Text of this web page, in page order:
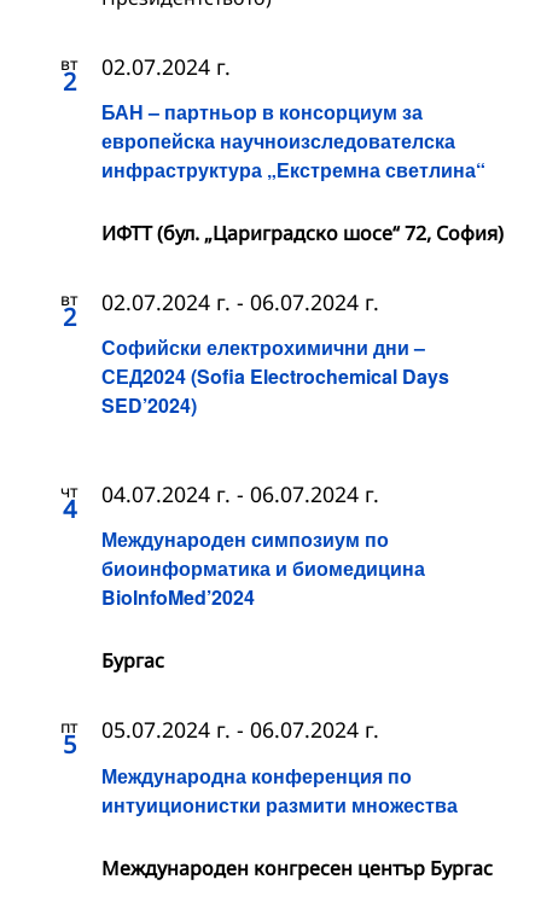
вт
2
БАН – партньор в консорциум за
европейска научноизследователска
инфраструктура „Екстремна светлина“
02.07.2024 г.
ИФТТ (бул. „Цариградско шосе“ 72, София)
вт
2
Софийски електрохимични дни –
СЕД2024 (Sofia Electrochemical Days
SED’2024)
02.07.2024 г. - 06.07.2024 г.
чт
4
Международен симпозиум по
биоинформатика и биомедицина
BioInfoMed’2024
04.07.2024 г. - 06.07.2024 г.
Бургас
пт
5
Международна конференция по
интуиционистки размити множества
05.07.2024 г. - 06.07.2024 г.
Международен конгресен център Бургас